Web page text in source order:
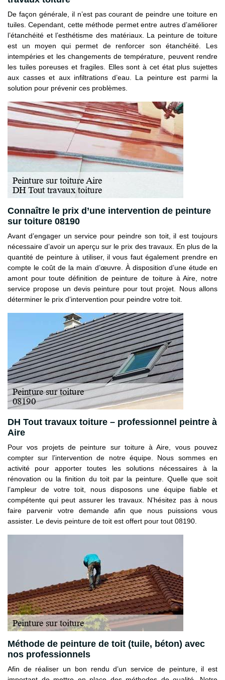
De façon générale, il n’est pas courant de peindre une toiture en
tuiles. Cependant, cette méthode permet entre autres d’améliorer
l’étanchéité et l’esthétisme des matériaux. La peinture de toiture
est un moyen qui permet de renforcer son étanchéité. Les
intempéries et les changements de température, peuvent rendre
les tuiles poreuses et fragiles. Elles sont à cet état plus sujettes
aux casses et aux infiltrations d’eau. La peinture est parmi la
solution pour prévenir ces problèmes.
Connaître le prix d’une intervention de peinture
sur toiture 08190
Avant d’engager un service pour peindre son toit, il est toujours
nécessaire d’avoir un aperçu sur le prix des travaux. En plus de la
quantité de peinture à utiliser, il vous faut également prendre en
compte le coût de la main d’œuvre. À disposition d’une étude en
amont pour toute définition de peinture de toiture à Aire, notre
service propose un devis peinture pour tout projet. Nous allons
déterminer le prix d’intervention pour peindre votre toit.
DH Tout travaux toiture – professionnel peintre à
Aire
Pour vos projets de peinture sur toiture à Aire, vous pouvez
compter sur l’intervention de notre équipe. Nous sommes en
activité pour apporter toutes les solutions nécessaires à la
rénovation ou la finition du toit par la peinture. Quelle que soit
l’ampleur de votre toit, nous disposons une équipe fiable et
compétente qui peut assurer les travaux. N’hésitez pas à nous
faire parvenir votre demande afin que nous puissions vous
assister. Le devis peinture de toit est offert pour tout 08190.
Méthode de peinture de toit (tuile, béton) avec
nos professionnels
Afin de réaliser un bon rendu d’un service de peinture, il est